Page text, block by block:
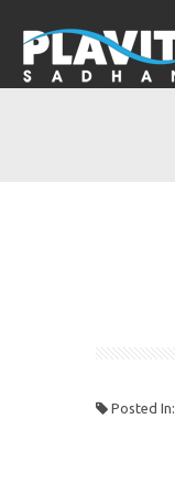
Posted In: